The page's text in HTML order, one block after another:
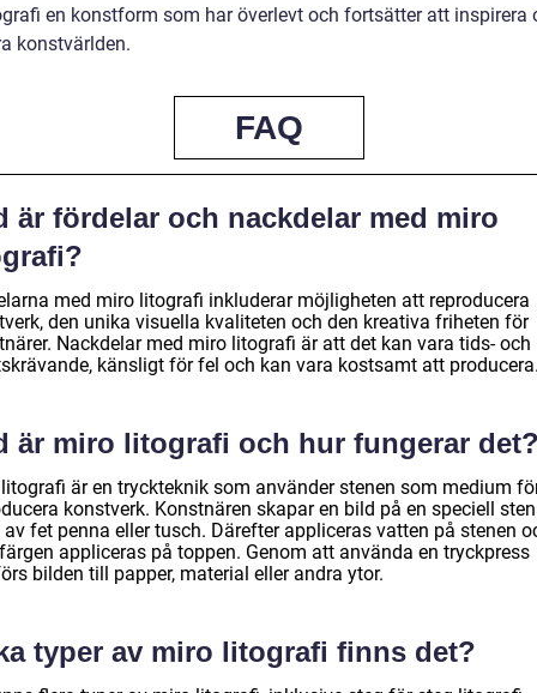
en konstform som har överlevt och fortsätter att inspirera
konstvärlden.
FAQ
är fördelar och nackdelar med miro
med miro litografi inkluderar möjligheten att reproducera
den unika visuella kvaliteten och den kreativa friheten för
Nackdelar med miro litografi är att det kan vara tids- och
känsligt för fel och kan vara kostsamt att
är miro litografi och hur fungerar
är en tryckteknik som använder stenen som medium
konstverk. Konstnären skapar en bild på en speciell
fet penna eller tusch. Därefter appliceras vatten på stenen
appliceras på toppen. Genom att använda en tryckpress
bilden till papper, material eller andra ytor.
typer av miro litografi finns det?